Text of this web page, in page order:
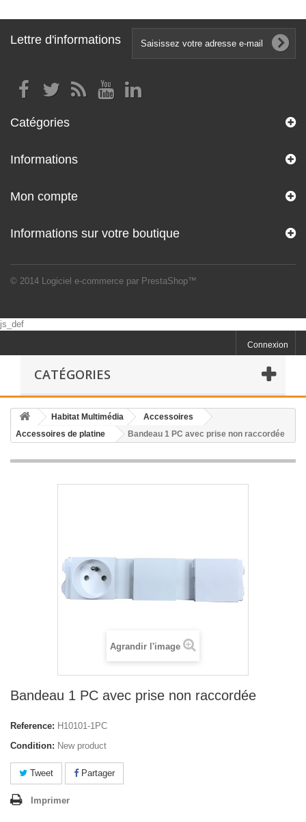
Lettre d'informations
Catégories
Informations
© 2014 Logiciel e-commerce par PrestaShop™
Mon compte
Informations sur votre boutique
js_def
Connexion
CATÉGORIES
Habitat Multimédia
Accessoires
Accessoires de platine
Bandeau 1 PC avec prise non raccordée
Agrandir l'image
Bandeau 1 PC avec prise non raccordée
Reference: H10101-1PC
Condition: New product
Tweet Partager
Imprimer